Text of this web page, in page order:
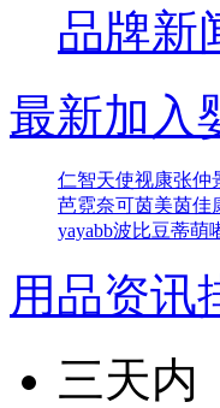
品牌新
最新加入
仁智天使视康张仲
芭霓奈可茵美茵佳
yayabb波比豆蒂萌
用品资讯
三天内